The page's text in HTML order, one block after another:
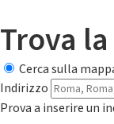
Trova
Cerca sulla
Indirizzo
Prova a inserire un